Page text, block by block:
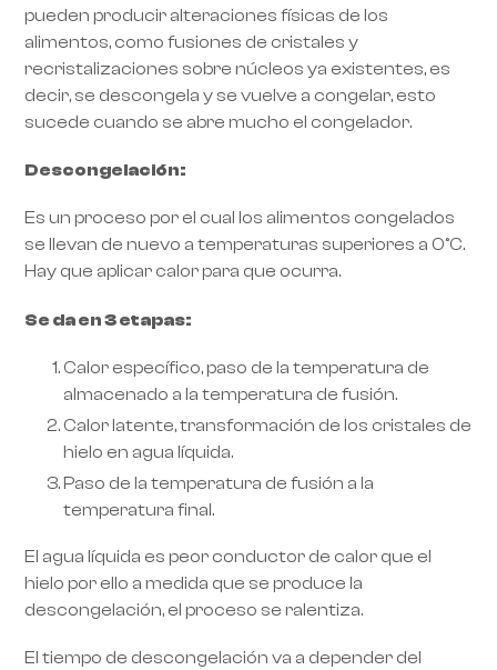
pueden producir alteraciones físicas de los
alimentos, como fusiones de cristales y
recristalizaciones sobre núcleos ya existentes, es
decir, se descongela y se vuelve a congelar, esto
sucede cuando se abre mucho el congelador.
Descongelación:
Es un proceso por el cual los alimentos congelados
se llevan de nuevo a temperaturas superiores a 0°C.
Hay que aplicar calor para que ocurra.
Se da en 3 etapas:
Calor específico, paso de la temperatura de
almacenado a la temperatura de fusión.
Calor latente, transformación de los cristales de
hielo en agua líquida.
Paso de la temperatura de fusión a la
temperatura final.
El agua líquida es peor conductor de calor que el
hielo por ello a medida que se produce la
descongelación, el proceso se ralentiza.
El tiempo de descongelación va a depender del